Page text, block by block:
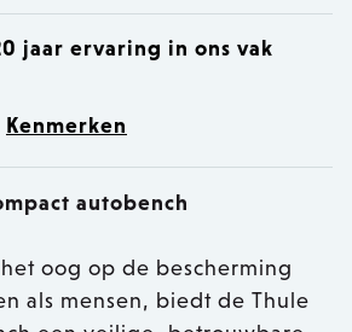
jaar ervaring in ons vak
Kenmerken
autobench
oog op de bescherming
als mensen, biedt de Thule